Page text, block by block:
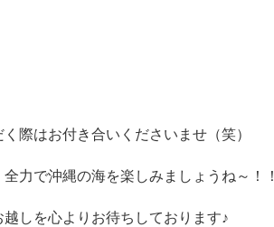
際はお付き合いくださいませ（笑）
力で沖縄の海を楽しみましょうね～！！
しを心よりお待ちしております♪